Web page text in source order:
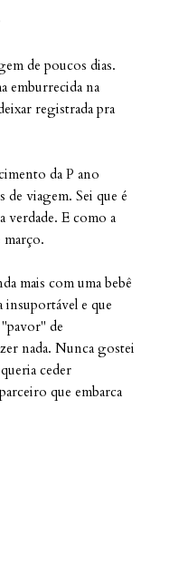
de poucos dias.
emburrecida na
registrada pra
da P ano
de viagem. Sei que é
verdade. E como a
março.
mais com uma bebê
insuportável e que
de
nada. Nunca gostei
ceder
que embarca